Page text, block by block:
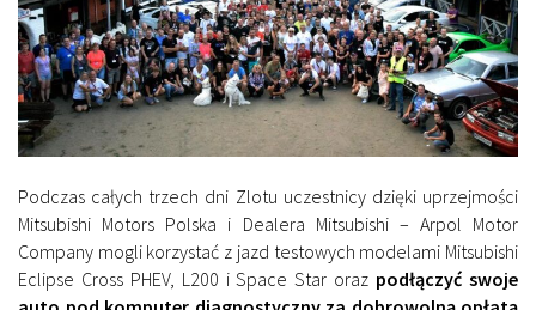
Podczas całych trzech dni Zlotu uczestnicy dzięki uprzejmości
Mitsubishi Motors Polska i Dealera Mitsubishi – Arpol Motor
Company mogli korzystać z jazd testowych modelami Mitsubishi
Eclipse Cross PHEV, L200 i Space Star oraz podłączyć swoje